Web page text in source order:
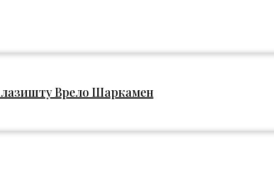
Врело Шаркамен